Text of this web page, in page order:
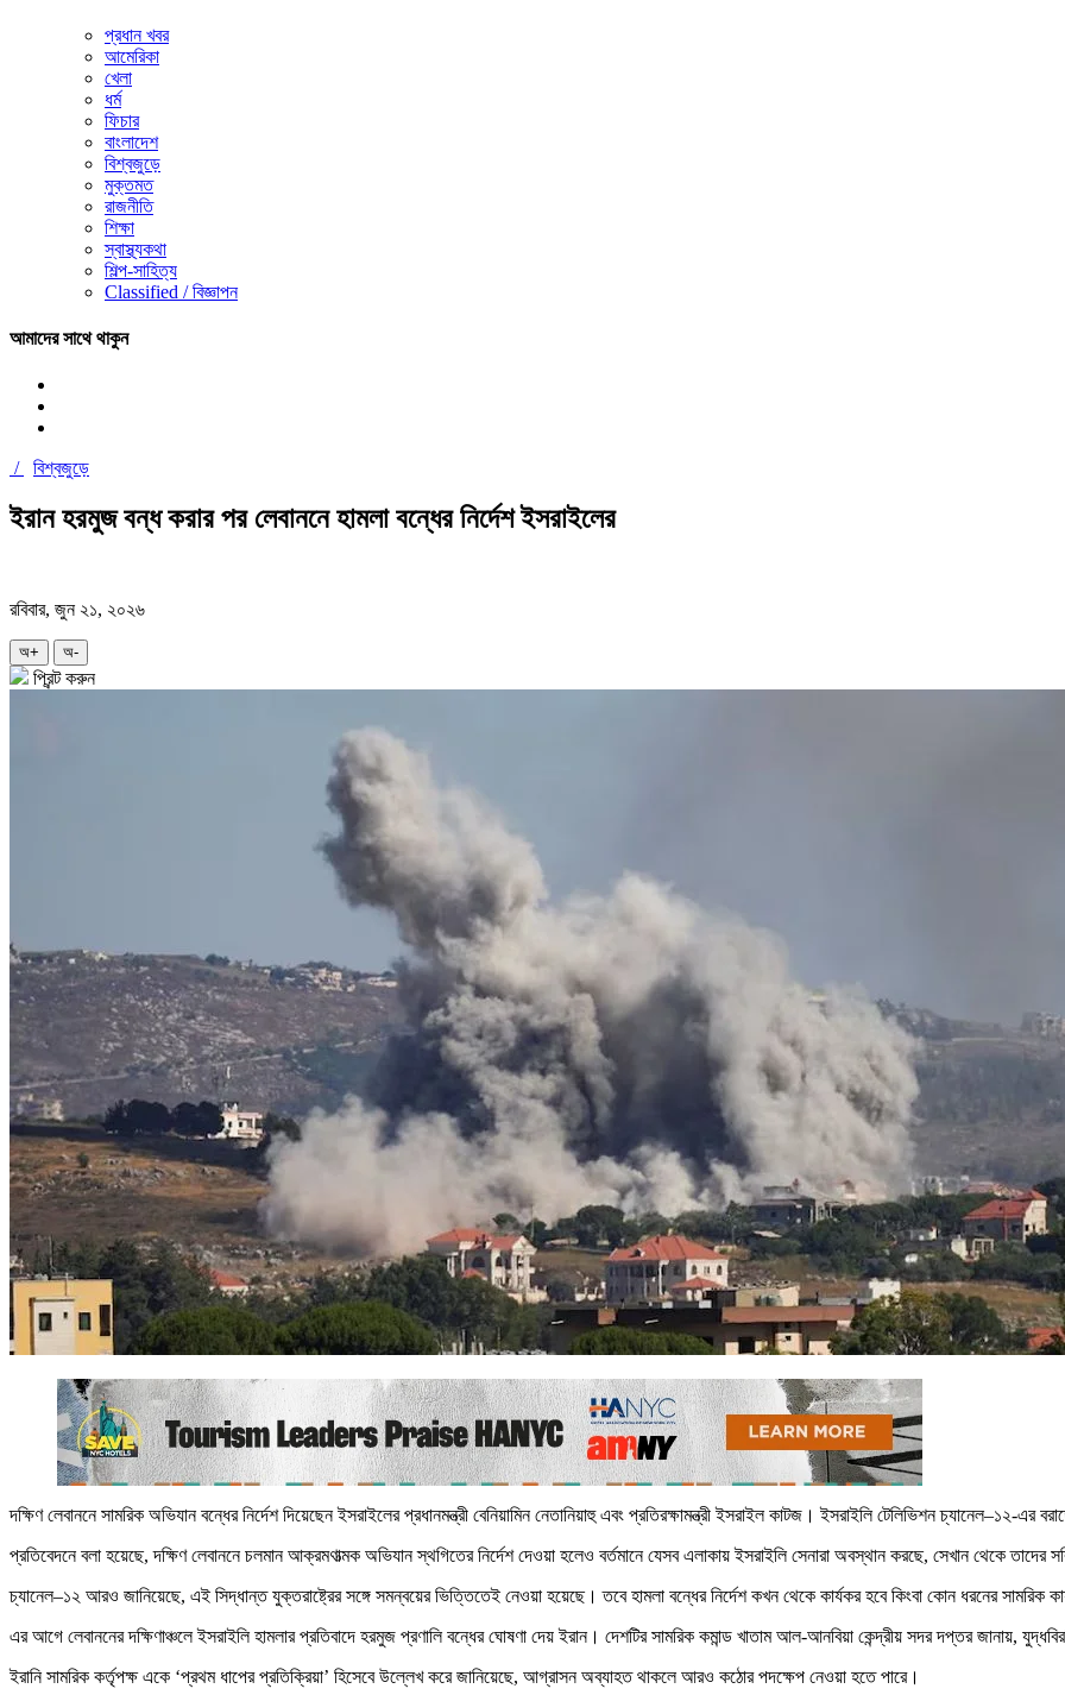
প্রধান খবর
আমেরিকা
খেলা
ধর্ম
ফিচার
বাংলাদেশ
বিশ্বজুড়ে
মুক্তমত
রাজনীতি
শিক্ষা
স্বাস্থ্যকথা
শিল্প-সাহিত্য
Classified / বিজ্ঞাপন
আমাদের সাথে থাকুন
/ বিশ্বজুড়ে
ইরান হরমুজ বন্ধ করার পর লেবাননে হামলা বন্ধের নির্দেশ ইসরাইলের
রবিবার, জুন ২১, ২০২৬
অ+ অ-
প্রিন্ট করুন
দক্ষিণ লেবাননে সামরিক অভিযান বন্ধের নির্দেশ দিয়েছেন ইসরাইলের প্রধানমন্ত্রী বেনিয়ামিন নেতানিয়াহু এবং প্রতিরক্ষামন্ত্রী ইসরাইল কাটজ। ইসরাইলি টেলিভিশন চ্যানেল–১২-এর
প্রতিবেদনে বলা হয়েছে, দক্ষিণ লেবাননে চলমান আক্রমণাত্মক অভিযান স্থগিতের নির্দেশ দেওয়া হলেও বর্তমানে যেসব এলাকায় ইসরাইলি সেনারা অবস্থান করছে, সেখান থেকে তাদের
চ্যানেল–১২ আরও জানিয়েছে, এই সিদ্ধান্ত যুক্তরাষ্ট্রের সঙ্গে সমন্বয়ের ভিত্তিতেই নেওয়া হয়েছে। তবে হামলা বন্ধের নির্দেশ কখন থেকে কার্যকর হবে কিংবা কোন ধরনের
এর আগে লেবাননের দক্ষিণাঞ্চলে ইসরাইলি হামলার প্রতিবাদে হরমুজ প্রণালি বন্ধের ঘোষণা দেয় ইরান। দেশটির সামরিক কমান্ড খাতাম আল-আনবিয়া কেন্দ্রীয় সদর দপ্তর জানায়,
ইরানি সামরিক কর্তৃপক্ষ একে ‘প্রথম ধাপের প্রতিক্রিয়া’ হিসেবে উল্লেখ করে জানিয়েছে, আগ্রাসন অব্যাহত থাকলে আরও কঠোর পদক্ষেপ নেওয়া হতে পারে।